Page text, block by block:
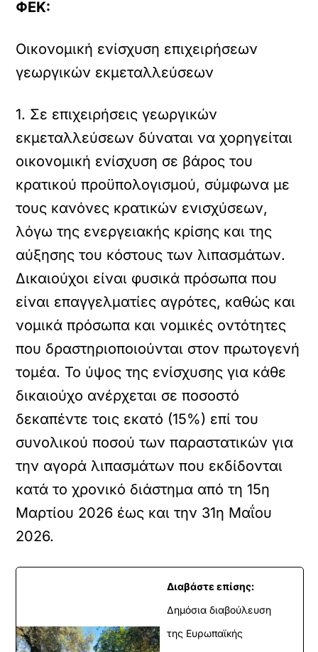
ΦΕΚ:
Οικονομική ενίσχυση επιχειρήσεων
γεωργικών εκμεταλλεύσεων
1. Σε επιχειρήσεις γεωργικών
εκμεταλλεύσεων δύναται να χορηγείται
οικονομική ενίσχυση σε βάρος του
κρατικού προϋπολογισμού, σύμφωνα με
τους κανόνες κρατικών ενισχύσεων,
λόγω της ενεργειακής κρίσης και της
αύξησης του κόστους των λιπασμάτων.
Δικαιούχοι είναι φυσικά πρόσωπα που
είναι επαγγελματίες αγρότες, καθώς και
νομικά πρόσωπα και νομικές οντότητες
που δραστηριοποιούνται στον πρωτογενή
τομέα. Το ύψος της ενίσχυσης για κάθε
δικαιούχο ανέρχεται σε ποσοστό
δεκαπέντε τοις εκατό (15%) επί του
συνολικού ποσού των παραστατικών για
την αγορά λιπασμάτων που εκδίδονται
κατά το χρονικό διάστημα από τη 15η
Μαρτίου 2026 έως και την 31η Μαΐου
2026.
Διαβάστε επίσης:
Δημόσια διαβούλευση
της Ευρωπαϊκής